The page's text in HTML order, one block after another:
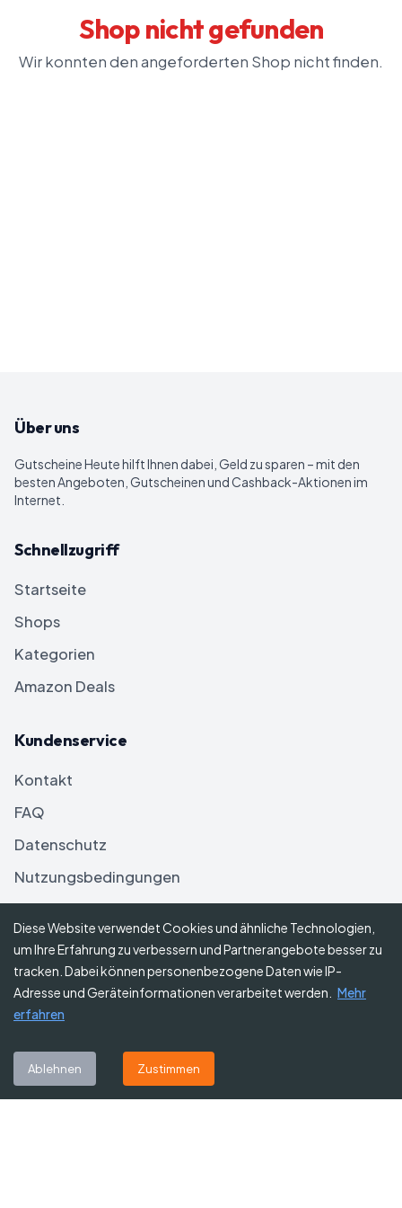
Shop nicht gefunden
Wir konnten den angeforderten Shop nicht finden.
Über uns
Gutscheine Heutehilft Ihnen dabei, Geld zu sparen – mit den
besten Angeboten, Gutscheinen und Cashback-Aktionen im
Internet.
Schnellzugriff
Startseite
Shops
Kategorien
Amazon Deals
Kundenservice
Kontakt
FAQ
Datenschutz
Nutzungsbedingungen
Haftungsausschluss
Folgen Sie uns
Diese Website verwendet Cookies und ähnliche Technologien,
um Ihre Erfahrung zu verbessern und Partnerangebote besser zu
tracken. Dabei können personenbezogene Daten wie IP-
Adresse und Geräteinformationen verarbeitet werden.
Mehr
erfahren
Ablehnen Zustimmen